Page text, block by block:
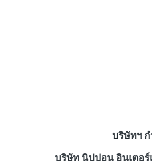
บริษัทฯ ก
บริษัท นิปปอน อินเตอ